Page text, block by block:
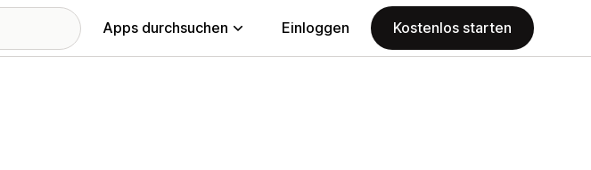
Apps durchsuchen Einloggen Kostenlos starten